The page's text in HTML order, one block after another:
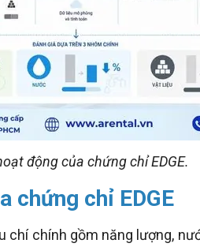
động của chứng chỉ EDGE.
chứng chỉ EDGE
chí chính gồm năng lượng,